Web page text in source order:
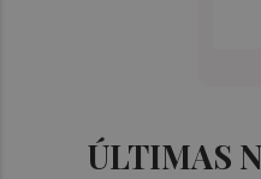
ÚLTIMAS